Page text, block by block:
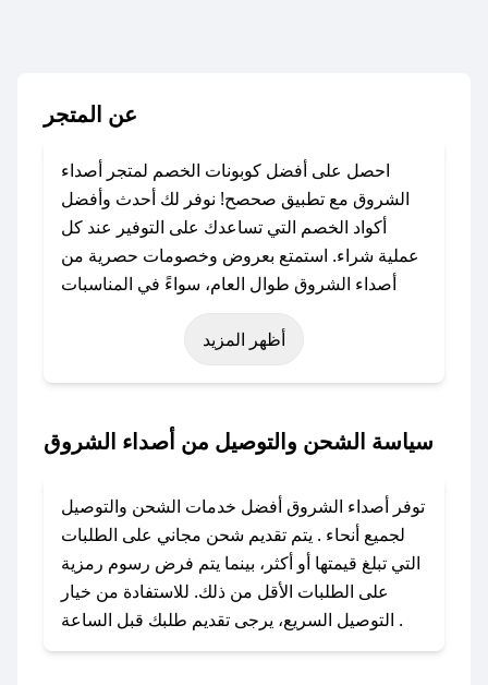
عن المتجر
احصل على أفضل كوبونات الخصم لمتجر أصداء
الشروق مع تطبيق صحصح! نوفر لك أحدث وأفضل
أكواد الخصم التي تساعدك على التوفير عند كل
عملية شراء. استمتع بعروض وخصومات حصرية من
أصداء الشروق طوال العام، سواءً في المناسبات
مثل عيد الفطر، عيد الأضحى، الجمعة البيضاء (شهر
نوفمبر)، رمضان، اليوم الوطني، يوم التأسيس، أو
حتى عروض خاصة أخرى.
الشروق؟
كود خصم أصداء الشروق. وفي حال عدم توفر
الكوبون، تواصل معنا عبر تويتر أو البريد الإلكتروني
لإضافته بسرعة.
### كيفية استخدام كود خصم أصداء الشروق؟
1. انسخ كود الخصم من تطبيق صحصح.
أظهر المزيد
سياسة الشحن والتوصيل من أصداء الشروق
توفر أصداء الشروق أفضل خدمات الشحن والتوصيل
لجميع أنحاء . يتم تقديم شحن مجاني على الطلبات
التي تبلغ قيمتها أو أكثر، بينما يتم فرض رسوم رمزية
على الطلبات الأقل من ذلك. للاستفادة من خيار
التوصيل السريع، يرجى تقديم طلبك قبل الساعة .